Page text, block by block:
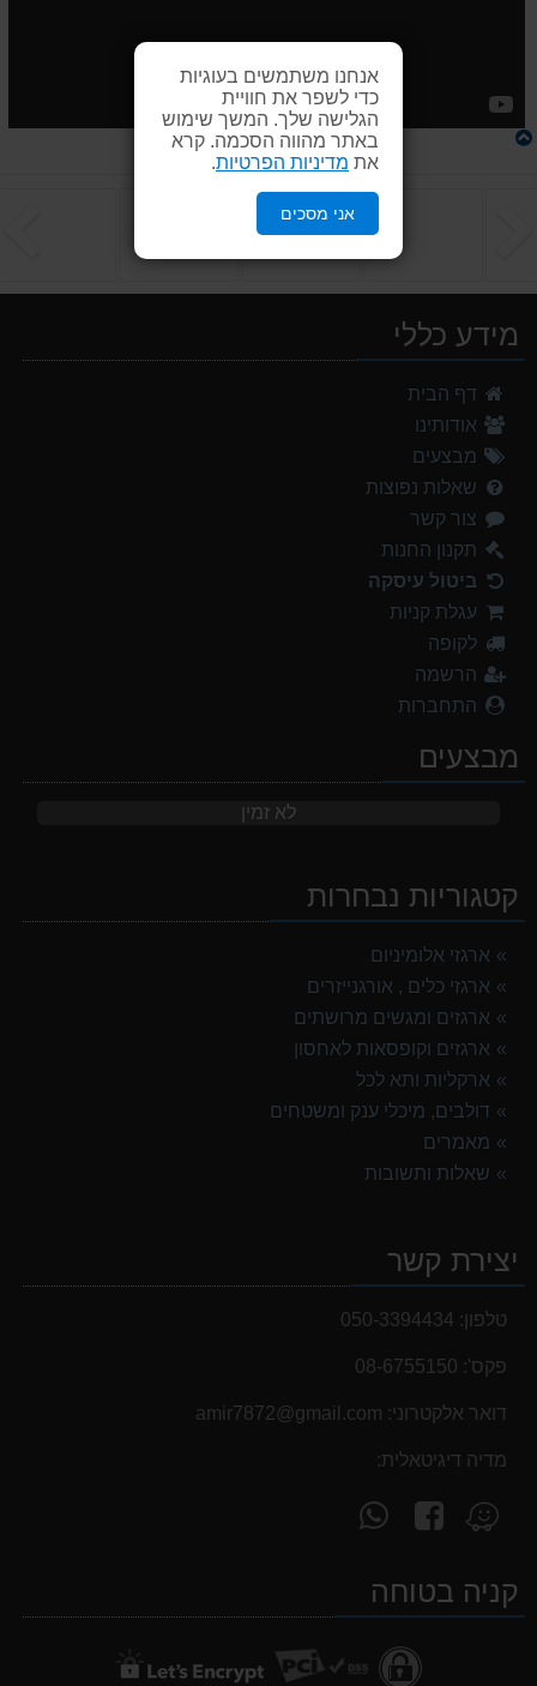
אנחנו משתמשים בעוגיות
כדי לשפר את חוויית
הגלישה שלך. המשך שימוש
באתר מהווה הסכמה. קרא
את מדיניות הפרטיות.
אני מסכיםהקודם
מידע כללי
דף הבית
אודותינו
מבצעים
שאלות נפוצות
צור קשר
תקנון החנות
ביטול עיסקה
עגלת קניות
לקופה
הרשמה
התחברות
מבצעים
לא זמין
קטגוריות נבחרות
ארגזי אלומיניום
ארגזי כלים , אורגנייזרים
ארגזים ומגשים מרושתים
ארגזים וקופסאות לאחסון
ארקליות ותא לכל
דולבים, מיכלי ענק ומשטחים
מאמרים
שאלות ותשובות
יצירת קשר
טלפון: 050-3394434
פקס': 08-6755150
דואר אלקטרוני: ‫amir7872@gmail.com‬
מדיה דיגיטאלית:
מצא
אותנו
Waze
עקוב
אחרינו
facebookקניה בטוחה